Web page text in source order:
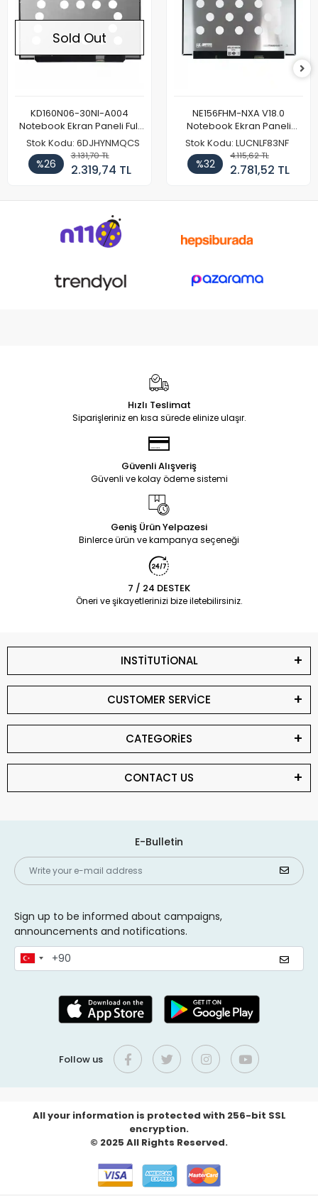
Sold Out
KD160N06-30NI-A004
Notebook Ekran Paneli Full
HD
Stok Kodu: 6DJHYNMQCS
%26
3.131,70 TL
2.319,74 TL
NE156FHM-NXA V18.0
Notebook Ekran Paneli
144Hz
Stok Kodu: LUCNLF83NF
%32
4.115,62 TL
2.781,52 TL
Hızlı Teslimat
Siparişleriniz en kısa sürede elinize ulaşır.
Güvenli Alışveriş
Güvenli ve kolay ödeme sistemi
Geniş Ürün Yelpazesi
Binlerce ürün ve kampanya seçeneği
7 / 24 DESTEK
Öneri ve şikayetlerinizi bize iletebilirsiniz.
INSTİTUTİONAL
CUSTOMER SERVİCE
CATEGORİES
CONTACT US
E-Bulletin
Sign up to be informed about campaigns,
announcements and notifications.
Follow us
All your information is protected with 256-bit SSL
encryption.
© 2025 All Rights Reserved.